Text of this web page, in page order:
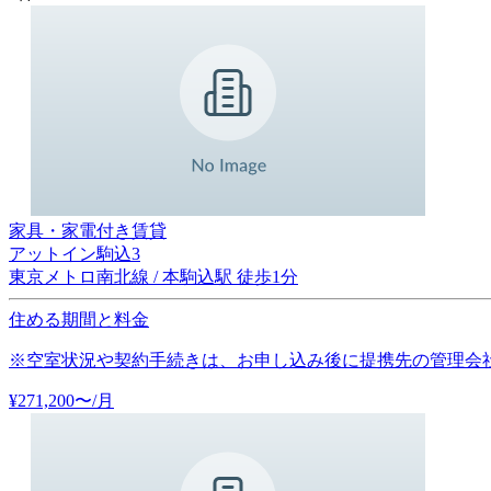
家具・家電付き賃貸
アットイン駒込3
東京メトロ南北線 / 本駒込駅 徒歩1分
住める期間と料金
※空室状況や契約手続きは、お申し込み後に提携先の管理会
¥271,200〜/月